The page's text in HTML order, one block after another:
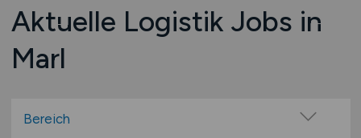
Aktuelle Logistik Jobs in
Marl
Bereich